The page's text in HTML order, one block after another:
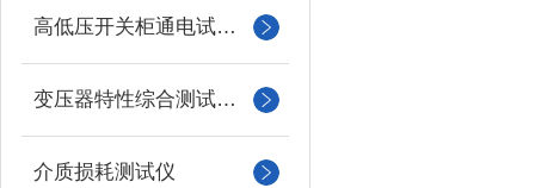
高低压开关柜通电试验台
变压器特性综合测试台系列
介质损耗测试仪